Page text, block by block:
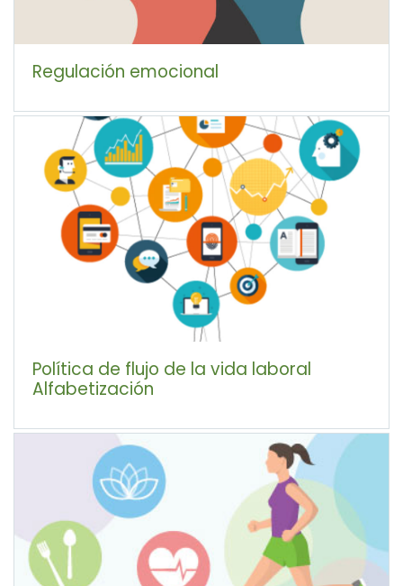
Regulación emocional
Política de flujo de la vida laboral
Alfabetización